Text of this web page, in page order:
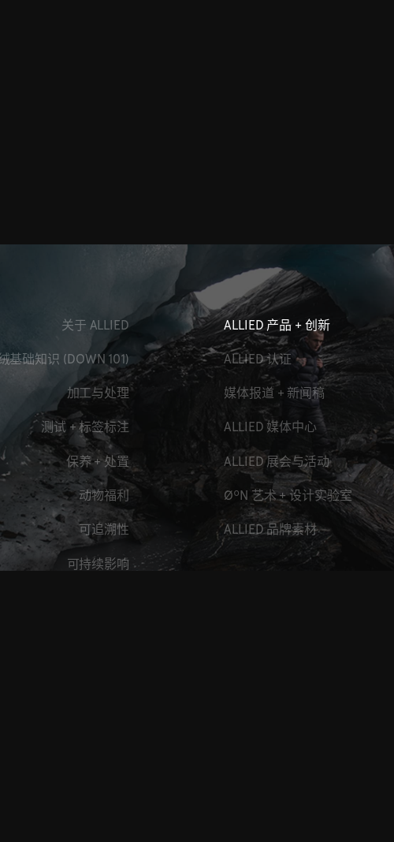
关于 ALLIED
基础知识 (DOWN 101)
加工与处理
测试 + 标签标注
保养 + 处置
动物福利
可追溯性
可持续影响
ALLIED 产品 + 创新
ALLIED 认证
媒体报道 + 新闻稿
ALLIED 媒体中心
ALLIED 展会与活动
ØºN 艺术 + 设计实验室
ALLIED 品牌素材